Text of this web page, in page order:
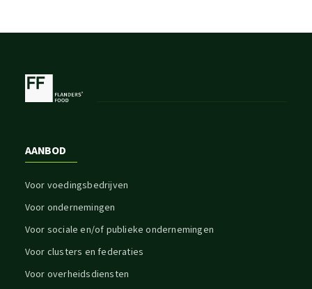
AANBOD
Voor voedingsbedrijven
Voor ondernemingen
Voor sociale en/of publieke ondernemingen
Voor clusters en federaties
Voor overheidsdiensten